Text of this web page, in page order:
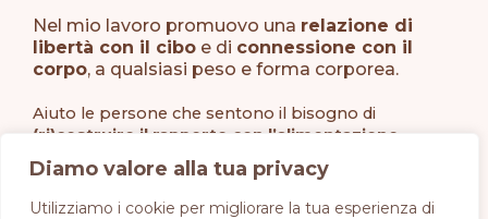
Diamo valore alla tua privacy
Utilizziamo i cookie per migliorare la tua esperienza di
Nel mio lavoro promuovo una relazione di
libertà con il cibo e di connessione con il
corpo, a qualsiasi peso e forma corporea.
Aiuto le persone che sentono il bisogno di
(ri)costruire il rapporto con l’alimentazione
tornando a scegliere in autonomia e
consapevolezza.